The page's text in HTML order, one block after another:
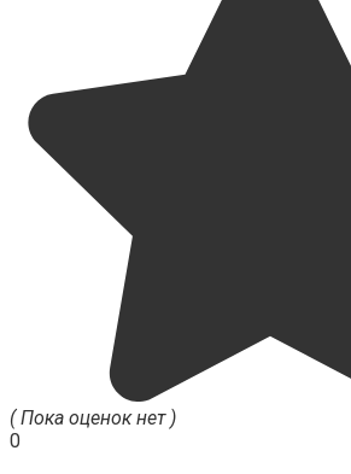
( Пока оценок нет )
0